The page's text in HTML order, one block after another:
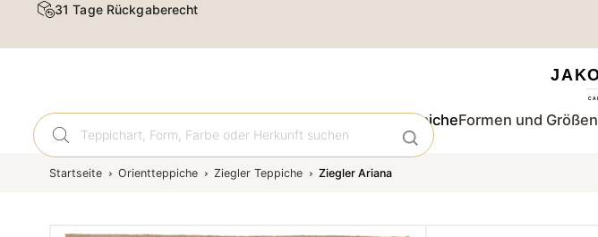
31 Tage Rückgaberecht
OrientteppicheFormen und Größen
Startseite Orientteppiche Ziegler Teppiche Ziegler Ariana